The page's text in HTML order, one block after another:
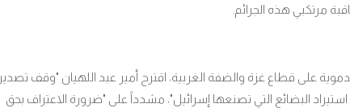
مرتكبي هذه الجرائم.
على قطاع غزة والضفة الغربية، اقترح أمير عبد اللهيان "وقف تصدير
البضائع التي تصنعها إسرائيل"، مشدداً على "ضرورة الاعتراف بحق